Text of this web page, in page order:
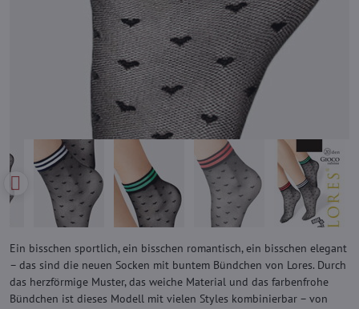
Ein bisschen sportlich, ein bisschen romantisch, ein bisschen elegant
– das sind die neuen Socken mit buntem Bündchen von Lores. Durch
das herzförmige Muster, das weiche Material und das farbenfrohe
Bündchen ist dieses Modell mit vielen Styles kombinierbar – von